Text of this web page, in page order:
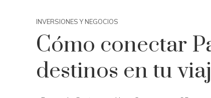
INVERSIONES Y NEGOCIOS
Cómo conectar
destinos en tu